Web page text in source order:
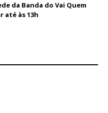
da Banda do Vai Quem
até às 13h